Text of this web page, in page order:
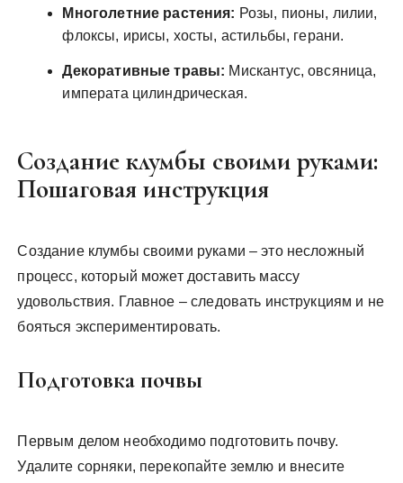
Многолетние растения: Розы, пионы, лилии,
флоксы, ирисы, хосты, астильбы, герани.
Декоративные травы: Мискантус, овсяница,
императа цилиндрическая.
Создание клумбы своими руками:
Пошаговая инструкция
Создание клумбы своими руками – это несложный
процесс, который может доставить массу
удовольствия. Главное – следовать инструкциям и не
бояться экспериментировать.
Подготовка почвы
Первым делом необходимо подготовить почву.
Удалите сорняки, перекопайте землю и внесите